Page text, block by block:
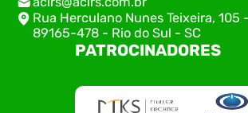
Rua Herculano Nunes Teixeira, 105
89165-478 - Rio do Sul - SC
PATROCINADORES